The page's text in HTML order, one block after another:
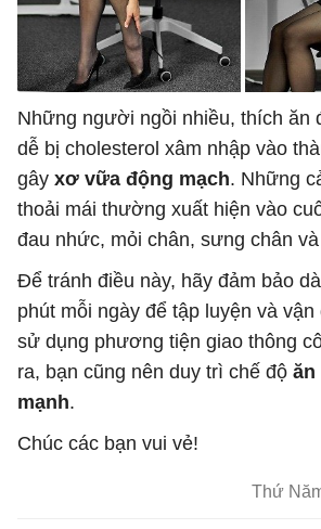
Những người ngồi nhiều, thích ăn
dễ bị cholesterol xâm nhập vào
gây xơ vữa động mạch. Những
thoải mái thường xuất hiện vào
đau nhức, mỏi chân, sưng chân
Để tránh điều này, hãy đảm bảo
phút mỗi ngày để tập luyện và
sử dụng phương tiện giao thông
ra, bạn cũng nên duy trì chế độ ăn
mạnh.
Chúc các bạn vui vẻ!
Thứ